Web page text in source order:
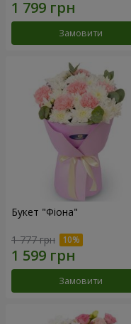
Замовити
Букет "Фіона"
1 777 грн
Замовити